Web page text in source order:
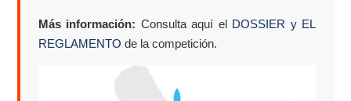
Más información: Consulta aquí el DOSSIER y EL
REGLAMENTO de la competición.